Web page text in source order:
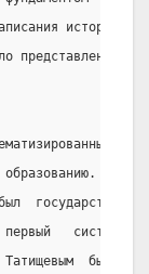
истории
представлено
образованию.
была